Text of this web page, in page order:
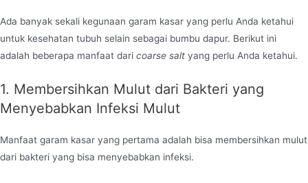
Ada banyak sekali kegunaan garam kasar yang perlu Anda ketahui
untuk kesehatan tubuh selain sebagai bumbu dapur. Berikut ini
adalah beberapa manfaat dari coarse salt yang perlu Anda ketahui.
1. Membersihkan Mulut dari Bakteri yang
Menyebabkan Infeksi Mulut
Manfaat garam kasar yang pertama adalah bisa membersihkan mulut
dari bakteri yang bisa menyebabkan infeksi.